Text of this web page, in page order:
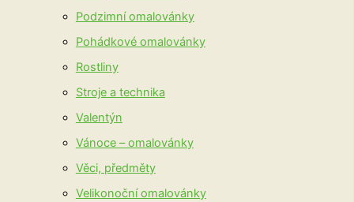
Podzimní omalovánky
Pohádkové omalovánky
Rostliny
Stroje a technika
Valentýn
Vánoce – omalovánky
Věci, předměty
Velikonoční omalovánky